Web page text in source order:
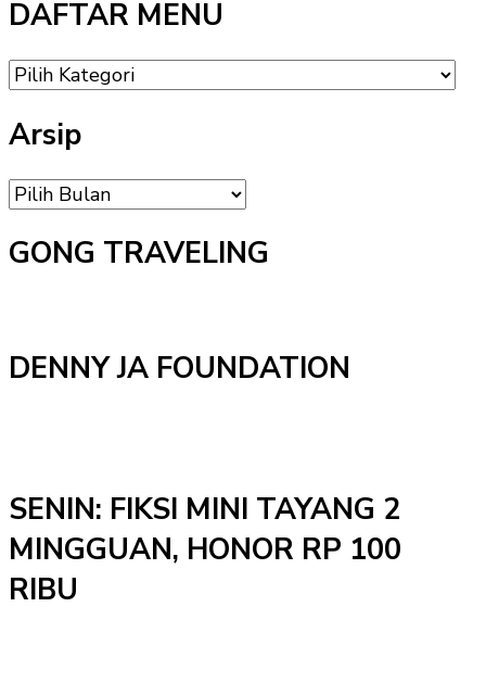
DAFTAR MENU
DAFTAR
MENU
Arsip
Arsip
GONG TRAVELING
DENNY JA FOUNDATION
SENIN: FIKSI MINI TAYANG 2
MINGGUAN, HONOR RP 100
RIBU